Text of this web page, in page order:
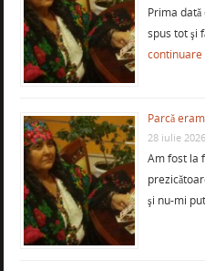
Prima
spus tot şi
continuare
Parcă
28 iulie 2026
Am fost la
şi nu-mi